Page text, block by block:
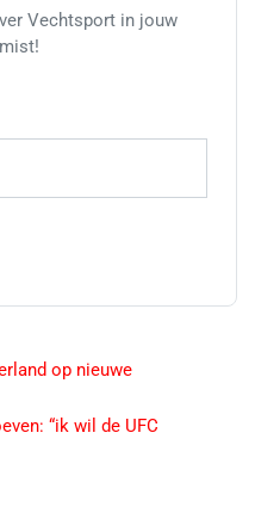
Vechtsport in jouw
op nieuwe
“ik wil de UFC